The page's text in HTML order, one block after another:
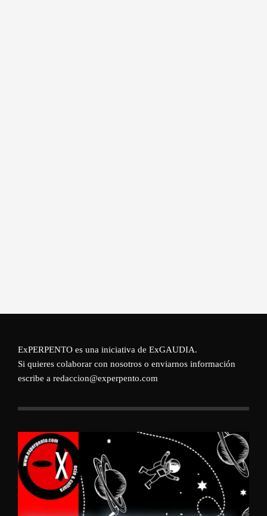
ExPERPENTO es una iniciativa de ExGAUDIA.
Si quieres colaborar con nosotros o enviarnos información
escribe a redaccion@experpento.com